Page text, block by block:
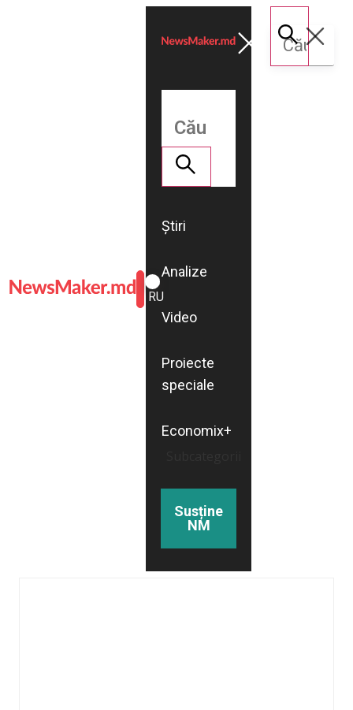
ROMÂNĂ
RU
Știri
Analize
Video
Proiecte
speciale
Economix+
Susține
NM